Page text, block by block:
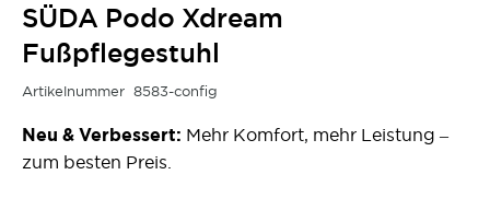
SÜDA Podo Xdream
Fußpflegestuhl
Artikelnummer 8583-config
Neu & Verbessert: Mehr Komfort, mehr Leistung –
zum besten Preis.